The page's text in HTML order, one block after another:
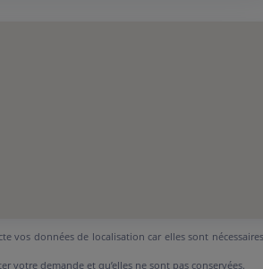
vos données de localisation car elles sont
votre demande et qu’elles ne sont pas conservées.